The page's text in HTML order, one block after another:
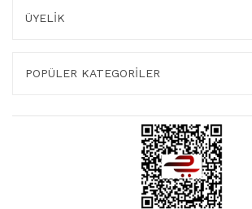
ÜYELİK
POPÜLER KATEGORİLER